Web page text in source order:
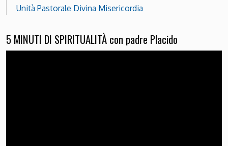
Unità Pastorale Divina Misericordia
5 MINUTI DI SPIRITUALITÀ con padre Placido